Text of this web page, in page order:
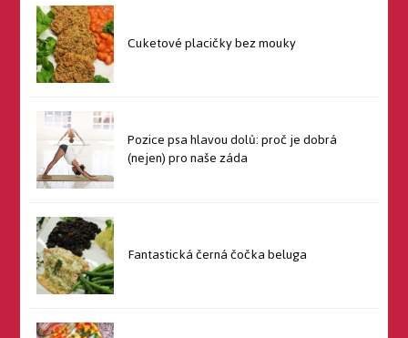
Cuketové placičky bez mouky
Pozice psa hlavou dolů: proč je dobrá
(nejen) pro naše záda
Fantastická černá čočka beluga